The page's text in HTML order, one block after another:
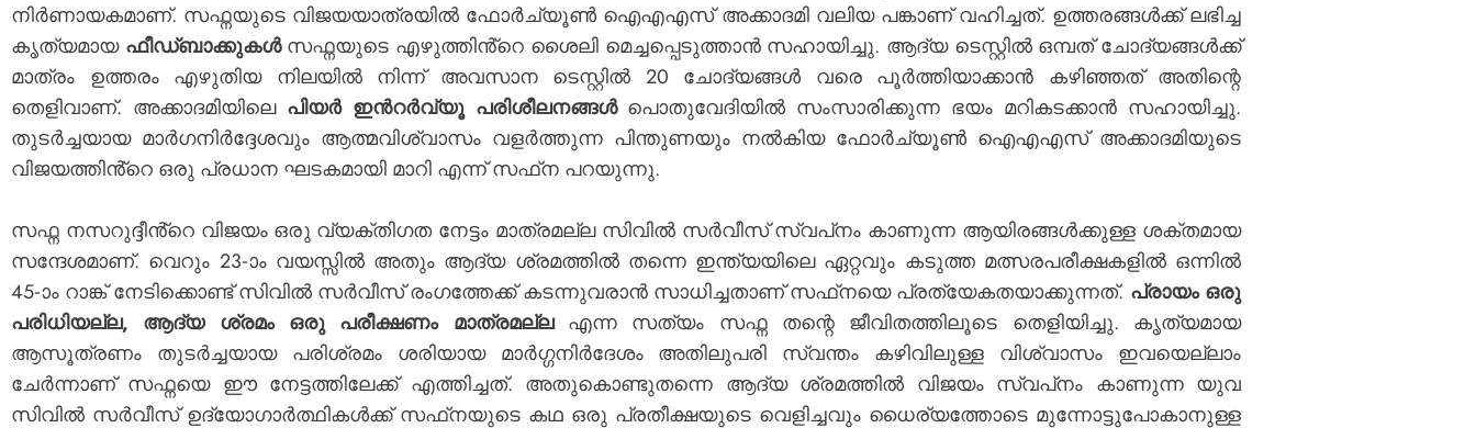
നിർണായകമാണ്. സഫ്നയുടെ വിജയയാത്രയിൽ ഫോർച്യൂൺ ഐഎഎസ് അക്കാദമി വലിയ പങ്കാണ് വഹിച്ചത്. ഉത്തരങ്ങൾക്ക് ലഭിച്ച
കൃത്യമായ ഫീഡ്ബാക്കുകൾസഫ്നയുടെ എഴുത്തിൻ്റെ ശൈലി മെച്ചപ്പെടുത്താൻ സഹായിച്ചു. ആദ്യ ടെസ്റ്റിൽ ഒമ്പത് ചോദ്യങ്ങൾക്ക്
മാത്രം ഉത്തരം എഴുതിയ നിലയിൽ നിന്ന് അവസാന ടെസ്റ്റിൽ 20 ചോദ്യങ്ങൾ വരെ പൂർത്തിയാക്കാൻ കഴിഞ്ഞത് അതിന്റെ
തെളിവാണ്. അക്കാദമിയിലെ പിയർ ഇൻറർവ്യൂ പരിശീലനങ്ങൾപൊതുവേദിയിൽ സംസാരിക്കുന്ന ഭയം മറികടക്കാൻ സഹായിച്ചു.
തുടർച്ചയായ മാർഗനിർദ്ദേശവും ആത്മവിശ്വാസം വളർത്തുന്ന പിന്തുണയും നൽകിയ ഫോർച്യൂൺ ഐഎഎസ് അക്കാദമിയുടെ
വിജയത്തിൻ്റെ ഒരു പ്രധാന ഘടകമായി മാറി എന്ന് സഫ്‌ന പറയുന്നു.
സഫ്ന നസറുദ്ദീൻ്റെ വിജയം ഒരു വ്യക്തിഗത നേട്ടം മാത്രമല്ല സിവിൽ സർവീസ് സ്വപ്‌നം കാണുന്ന ആയിരങ്ങൾക്കുള്ള ശക്തമായ
സന്ദേശമാണ്. വെറും 23-ാം വയസ്സിൽ അതും ആദ്യ ശ്രമത്തിൽ തന്നെ ഇന്ത്യയിലെ ഏറ്റവും കടുത്ത മത്സരപരീക്ഷകളിൽ ഒന്നിൽ
45-ാം റാങ്ക് നേടിക്കൊണ്ട് സിവിൽ സർവീസ് രംഗത്തേക്ക് കടന്നുവരാൻ സാധിച്ചതാണ് സഫ്‌നയെ പ്രത്യേകതയാക്കുന്നത്. പ്രായം ഒരു
പരിധിയല്ല, ആദ്യ ശ്രമം ഒരു പരീക്ഷണം മാത്രമല്ലഎന്ന സത്യം സഫ്ന തന്റെ ജീവിതത്തിലൂടെ തെളിയിച്ചു. കൃത്യമായ
ആസൂത്രണം തുടർച്ചയായ പരിശ്രമം ശരിയായ മാർഗ്ഗനിർദേശം അതിലുപരി സ്വന്തം കഴിവിലുള്ള വിശ്വാസം ഇവയെല്ലാം
ചേർന്നാണ് സഫ്നയെ ഈ നേട്ടത്തിലേക്ക് എത്തിച്ചത്. അതുകൊണ്ടുതന്നെ ആദ്യ ശ്രമത്തിൽ വിജയം സ്വപ്‌നം കാണുന്ന യുവ
സിവിൽ സർവീസ് ഉദ്യോഗാർത്ഥികൾക്ക് സഫ്‌നയുടെ കഥ ഒരു പ്രതീക്ഷയുടെ വെളിച്ചവും ധൈര്യത്തോടെ മുന്നോട്ടുപോകാനുള്ള